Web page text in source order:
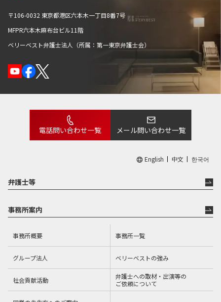
〒106-0032 東京都港区六本木一丁目8番7号
MFPR六本木麻布台ビル11階
ベリーベスト弁護士法人（所属：第一東京弁護士会）
電話問い合わせ一覧 メール問い合わせ一覧
English 中文 한국어
弁護士等
事務所案内
事務所概要 事務所一覧
グループ法人 ベリーベストの強み
社会貢献活動
弁護士への取材・出演等の
ご依頼について